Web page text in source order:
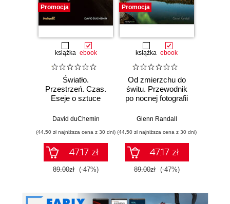
Promocja
książka ebook
Światło.
Przestrzeń. Czas.
Eseje o sztuce
David duChemin
(44,50 zł najniższa cena z 30 dni)
47.17 zł
89.00zł (-47%)
Promocja
książka ebook
Od zmierzchu do
świtu. Przewodnik
po nocnej fotografii
Wydanie II
Glenn Randall
(44,50 zł najniższa cena z 30 dni)
47.17 zł
89.00zł (-47%)